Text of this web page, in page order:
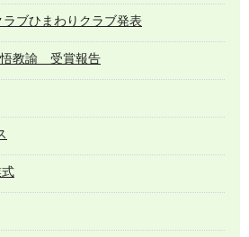
ブひまわりクラブ発表
悟教諭 受賞報告